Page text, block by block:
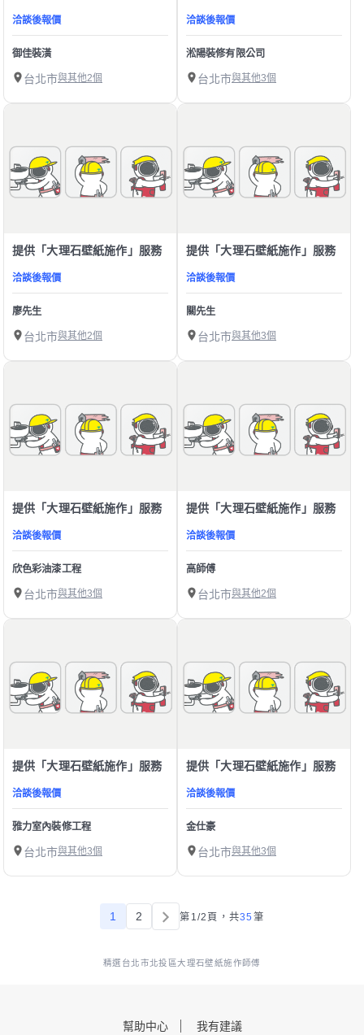
洽談後報價
御佳裝潢
台北市與其他2個
洽談後報價
淞陽裝修有限公司
台北市與其他3個
提供「大理石壁紙施作」服務
洽談後報價
廖先生
台北市與其他2個
提供「大理石壁紙施作」服務
洽談後報價
關先生
台北市與其他3個
提供「大理石壁紙施作」服務
洽談後報價
欣色彩油漆工程
台北市與其他3個
提供「大理石壁紙施作」服務
洽談後報價
高師傅
台北市與其他2個
提供「大理石壁紙施作」服務
洽談後報價
雅力室內裝修工程
台北市與其他3個
提供「大理石壁紙施作」服務
洽談後報價
金仕豪
台北市與其他3個
1 2 第1/2頁， 共35 筆
精選台北市北投區大理石壁紙施作師傅
幫助中心 我有建議